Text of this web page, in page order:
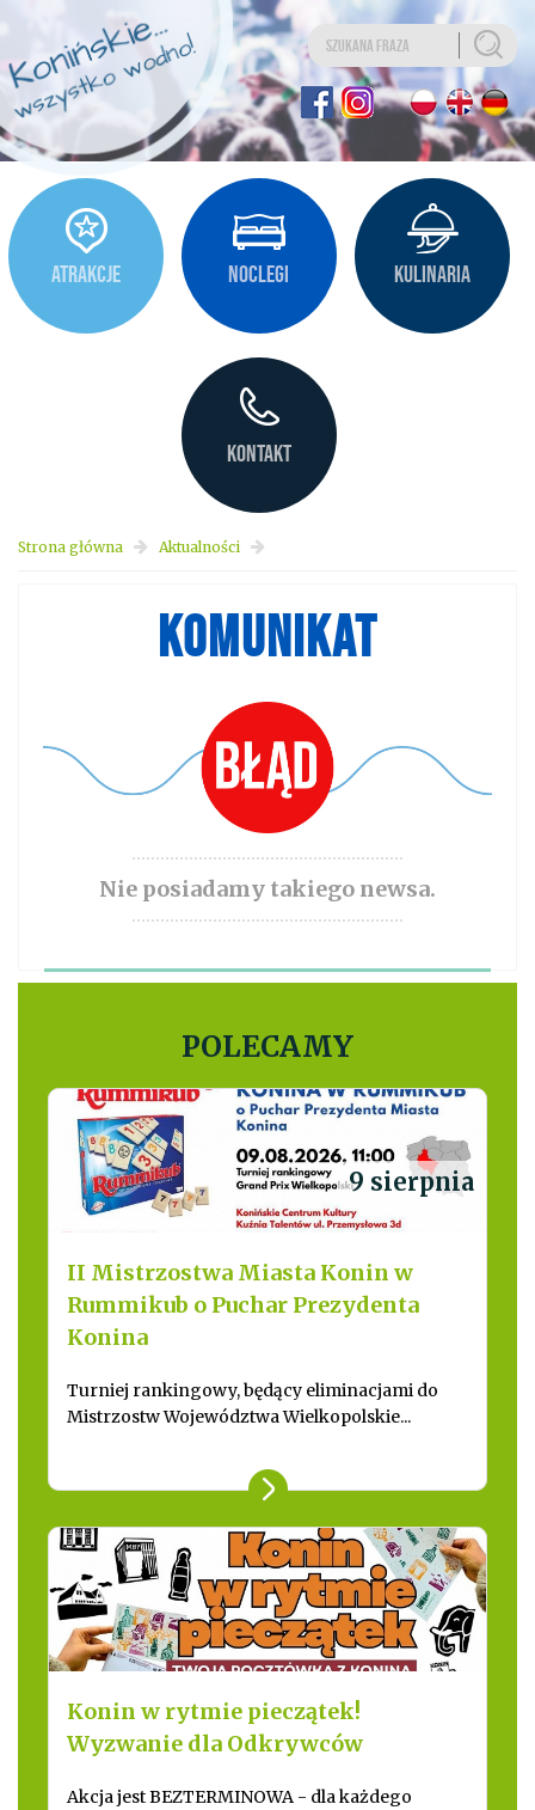
Uwaga:
Ta
strona
internetowa
zawiera
system
ułatwień
dostępu.
ATRAKCJE NOCLEGI KULINARIA
KONTAKT
Strona główna Aktualności
KOMUNIKAT
Nie posiadamy takiego newsa.
POLECAMY
9 sierpnia
II Mistrzostwa Miasta Konin w
Rummikub o Puchar Prezydenta
Konina
Turniej rankingowy, będący eliminacjami do
Mistrzostw Województwa Wielkopolskie...
Konin w rytmie pieczątek!
Wyzwanie dla Odkrywców
Akcja jest BEZTERMINOWA - dla każdego